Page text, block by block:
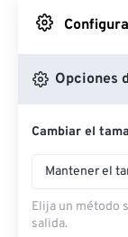
Opciones
Cambiar el
Mantener el
Elija un método
salida.